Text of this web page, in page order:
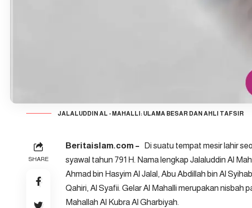
JALALUDDIN AL - MAHALLI: ULAMA BESAR DAN AHLI TAFSIR
SHARE
Beritaislam.com –
Di suatu tempat mesir lahir
syawal tahun 791 H. Nama lengkap Jalaluddin Al
Ahmad bin Hasyim Al Jalal, Abu Abdillah bin Al
Qahiri, Al Syafii. Gelar Al Mahalli merupakan nisbah
Mahallah Al Kubra Al Gharbiyah.